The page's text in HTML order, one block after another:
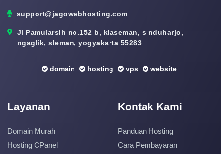
support@jagowebhosting.com
Jl Pamularsih no.152 b, klaseman, sinduharjo,
ngaglik, sleman, yogyakarta 55283
domain hosting vps website
Layanan
Domain Murah
Hosting CPanel
Kontak Kami
Panduan Hosting
Cara Pembayaran